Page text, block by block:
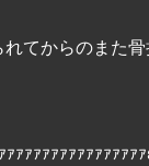
てからのまた
ｧｧｧｧｧｧｧｧｧｧｧｧｧｧ